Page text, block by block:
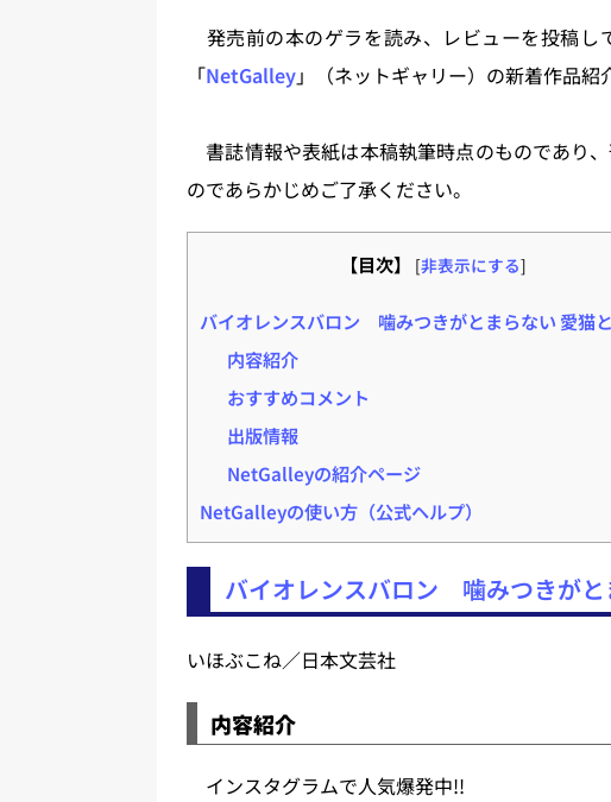
n o
k
発売前の本のゲラを読み、レビューを投稿し
「NetGalley」（ネットギャリー）の新着作品紹
書誌情報や表紙は本稿執筆時点のものであり
のであらかじめご了承ください。
【目次】 [非表示にする]
バイオレンスバロン 噛みつきがとまらない 愛猫
内容紹介
おすすめコメント
出版情報
NetGalleyの紹介ページ
NetGalleyの使い方（公式ヘルプ）
バイオレンスバロン 噛みつきがと
いほぶこね／日本文芸社
内容紹介
インスタグラムで人気爆発中!!